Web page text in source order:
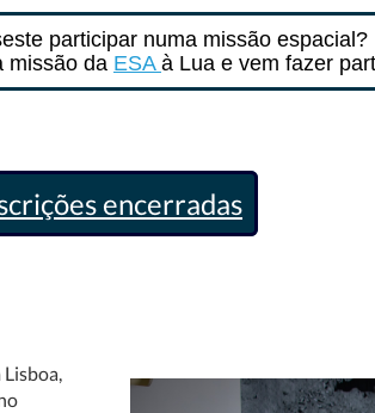
participar numa missão
missão da ESA à Lua e vem fazer
encerradas